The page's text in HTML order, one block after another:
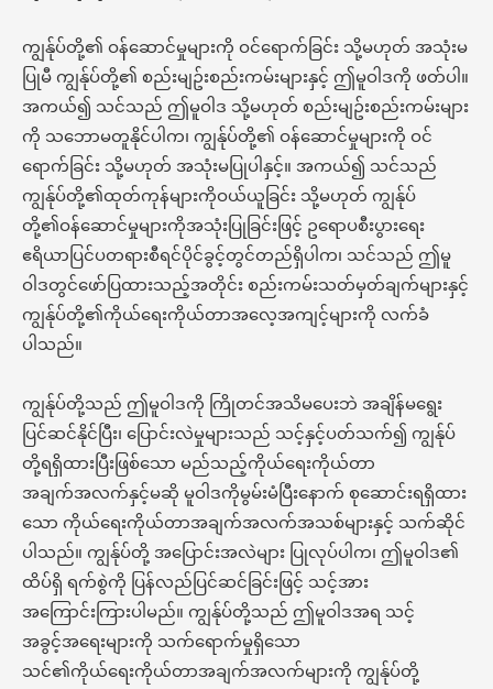
ကျွန်ုပ်တို့၏ ဝန်ဆောင်မှုများကို ဝင်ရောက်ခြင်း သို့မဟုတ် အသုံးမ
ပြုမီ ကျွန်ုပ်တို့၏ စည်းမျဥ်းစည်းကမ်းများနှင့် ဤမူဝါဒကို ဖတ်ပါ။
အကယ်၍ သင်သည် ဤမူဝါဒ သို့မဟုတ် စည်းမျဥ်းစည်းကမ်းများ
ကို သဘောမတူနိုင်ပါက၊ ကျွန်ုပ်တို့၏ ဝန်ဆောင်မှုများကို ဝင်
ရောက်ခြင်း သို့မဟုတ် အသုံးမပြုပါနှင့်။ အကယ်၍ သင်သည်
ကျွန်ုပ်တို့၏ထုတ်ကုန်များကိုဝယ်ယူခြင်း သို့မဟုတ် ကျွန်ုပ်
တို့၏ဝန်ဆောင်မှုများကိုအသုံးပြုခြင်းဖြင့် ဥရောပစီးပွားရေး
ဧရိယာပြင်ပတရားစီရင်ပိုင်ခွင့်တွင်တည်ရှိပါက၊ သင်သည် ဤမူ
ဝါဒတွင်ဖော်ပြထားသည့်အတိုင်း စည်းကမ်းသတ်မှတ်ချက်များနှင့်
ကျွန်ုပ်တို့၏ကိုယ်ရေးကိုယ်တာအလေ့အကျင့်များကို လက်ခံ
ပါသည်။
ကျွန်ုပ်တို့သည် ဤမူဝါဒကို ကြိုတင်အသိမပေးဘဲ အချိန်မရွေး
ပြင်ဆင်နိုင်ပြီး၊ ပြောင်းလဲမှုများသည် သင့်နှင့်ပတ်သက်၍ ကျွန်ုပ်
တို့ရရှိထားပြီးဖြစ်သော မည်သည့်ကိုယ်ရေးကိုယ်တာ
အချက်အလက်နှင့်မဆို မူဝါဒကိုမွမ်းမံပြီးနောက် စုဆောင်းရရှိထား
သော ကိုယ်ရေးကိုယ်တာအချက်အလက်အသစ်များနှင့် သက်ဆိုင်
ပါသည်။ ကျွန်ုပ်တို့ အပြောင်းအလဲများ ပြုလုပ်ပါက၊ ဤမူဝါဒ၏
ထိပ်ရှိ ရက်စွဲကို ပြန်လည်ပြင်ဆင်ခြင်းဖြင့် သင့်အား
အကြောင်းကြားပါမည်။ ကျွန်ုပ်တို့သည် ဤမူဝါဒအရ သင့်
အခွင့်အရေးများကို သက်ရောက်မှုရှိသော
သင်၏ကိုယ်ရေးကိုယ်တာအချက်အလက်များကို ကျွန်ုပ်တို့